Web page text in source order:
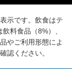
示です。飲食はテ
料食品（8%）、
やご利用形態によ
認ください。